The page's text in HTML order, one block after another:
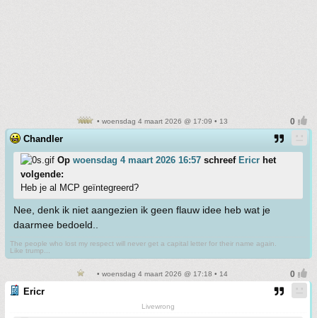
• woensdag 4 maart 2026 @ 17:09 • 13
Chandler
Op woensdag 4 maart 2026 16:57 schreef Ericr het
volgende:
Heb je al MCP geïntegreerd?
Nee, denk ik niet aangezien ik geen flauw idee heb wat je
daarmee bedoeld..
The people who lost my respect will never get a capital letter for their name again.
Like trump...
• woensdag 4 maart 2026 @ 17:18 • 14
Ericr
Livewrong